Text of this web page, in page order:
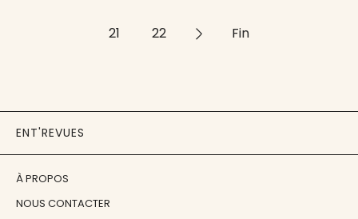
21 22 >> Fin
ENT'REVUES
À PROPOS
NOUS CONTACTER